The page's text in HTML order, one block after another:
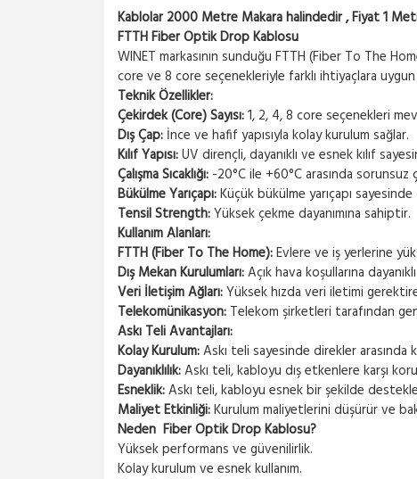
Kablolar 2000 Metre Makara halindedir , Fiyat 1
FTTH Fiber Optik Drop Kablosu
WINET markasının sunduğu FTTH (Fiber To The
core ve 8 core seçenekleriyle farklı ihtiyaçlara uygun
Teknik Özellikler:
Çekirdek (Core) Sayısı:1, 2, 4, 8 core seçenekleri
Dış Çap: İnce ve hafif yapısıyla kolay kurulum sağlar.
Kılıf Yapısı:UV dirençli, dayanıklı ve esnek kılıf
Çalışma Sıcaklığı: -20°C ile +60°C arasında sorunsuz
Bükülme Yarıçapı:Küçük bükülme yarıçapı
Tensil Strength:Yüksek çekme dayanımına sahiptir.
Kullanım Alanları:
FTTH (Fiber To The Home):Evlere ve iş yerlerine
Dış Mekan Kurulumları:Açık hava koşullarına
Veri İletişim Ağları:Yüksek hızda veri iletimi
Telekomünikasyon: Telekom şirketleri tarafından
Askı Teli Avantajları:
Kolay Kurulum:Askı teli sayesinde direkler arasında
Dayanıklılık:Askı teli, kabloyu dış etkenlere karşı
Esneklik:Askı teli, kabloyu esnek bir şekilde
Maliyet Etkinliği:Kurulum maliyetlerini düşürür ve
Neden Fiber Optik Drop Kablosu?
Yüksek performans ve güvenilirlik.
Kolay kurulum ve esnek kullanım.